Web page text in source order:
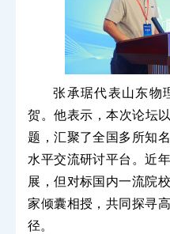
张承琚代表山东物
贺。他表示，本次论坛
题，汇聚了全国多所知
水平交流研讨平台。近
展，但对标国内一流院
家倾囊相授，共同探寻
径。